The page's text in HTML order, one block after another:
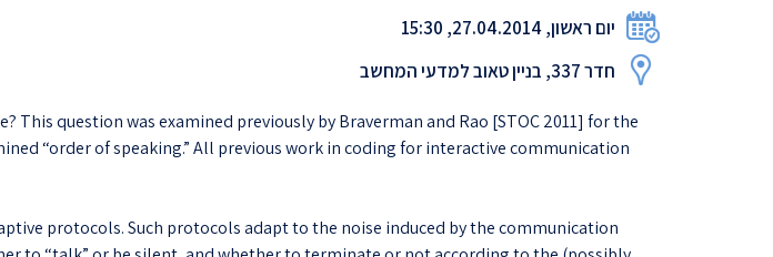
יום ראשון, 27.04.2014, 15:30
חדר 337, בניין טאוב למדעי המחשב
question was examined previously by Braverman and Rao [STOC 2011] for the
“order of speaking.” All previous work in coding for interactive communication
protocols. Such protocols adapt to the noise induced by the communication